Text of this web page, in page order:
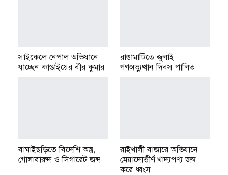
সাইকেলে নেপাল অভিযানে
যাচ্ছেন কাপ্তাইয়ের বীর কুমার
রাঙামাটিতে জুলাই
গণঅভ্যুত্থান দিবস পালিত
বাঘাইছড়িতে বিদেশি অস্ত্র,
গোলাবারুদ ও সিগারেট জব্দ
রাইখালী বাজারে অভিযানে
মেয়াদোত্তীর্ণ খাদ্যপণ্য জব্দ
করে ধ্বংস